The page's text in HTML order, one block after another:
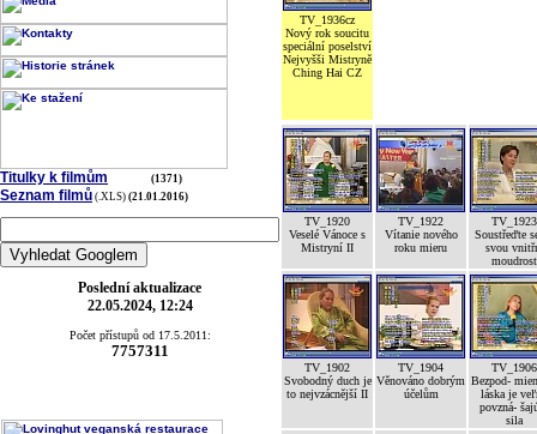
Titulky k filmům (1371)
Seznam filmů (.XLS) (21.01.2016)
Poslední aktualizace
22.05.2024, 12:24
Počet přístupů od 17.5.2011:
7757311
TV_1936cz
Nový rok soucitu
speciální poselství
Nejvyšši Mistryně
Ching Hai CZ
TV_1920
Veselé Vánoce s
Mistryní II
TV_1922
Vítanie nového
roku mieru
TV_1923
Soustřeďte
svou
moudrost
TV_1902
Svobodný duch je
to nejvzácnější II
TV_1904
Věnováno dobrým
účelům
TV_1906
Bezpod-
láska je
povzná-
sila